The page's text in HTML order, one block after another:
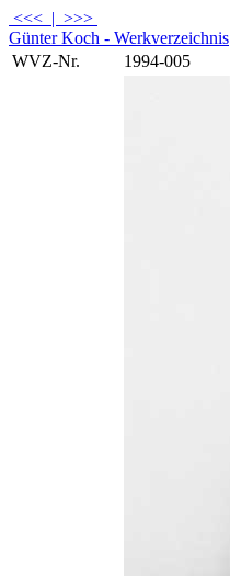
<<< | >>>
Günter Koch - Werkverzeichnis
WVZ-Nr.
1994-005